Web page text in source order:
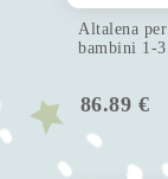
Altalena
bambini 1-
86.89 €